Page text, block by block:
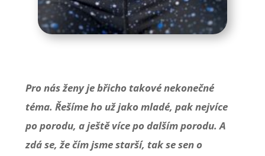
Pro nás ženy je břicho takové nekonečné
téma. Řešíme ho už jako mladé, pak nejvíce
po porodu, a ještě více po dalším porodu. A
zdá se, že čím jsme starší, tak se seno